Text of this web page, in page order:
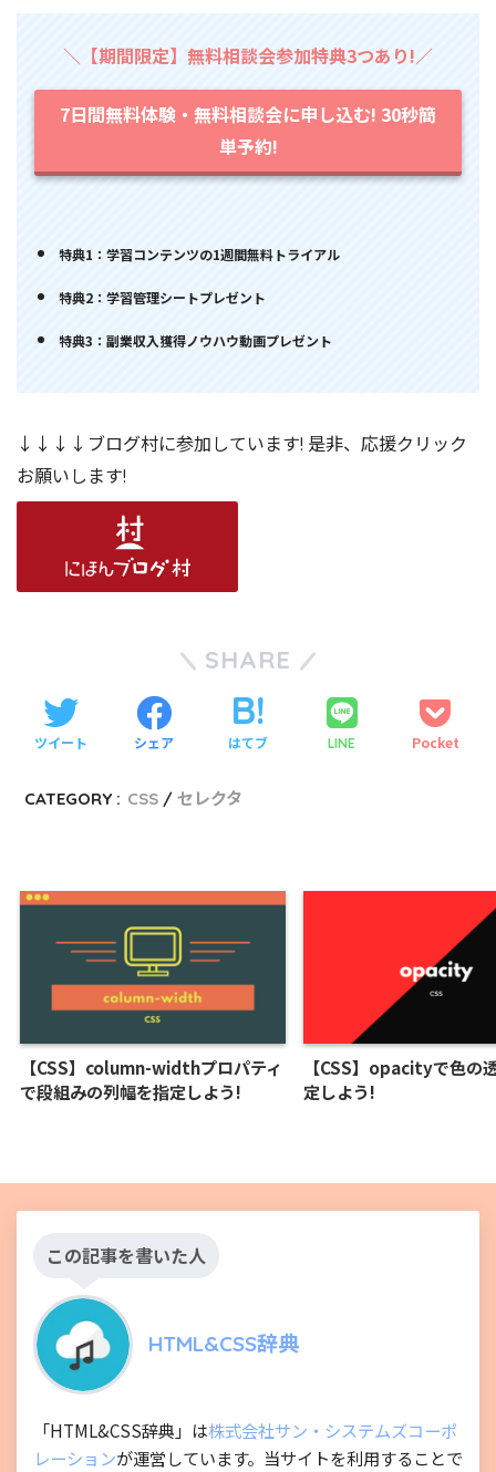
＼【期間限定】無料相談会参加特典3つあり!／
7日間無料体験・無料相談会に申し込む! 30秒簡
単予約!
特典1：学習コンテンツの1週間無料トライアル
特典2：学習管理シートプレゼント
特典3：副業収入獲得ノウハウ動画プレゼント
↓↓↓↓ブログ村に参加しています! 是非、応援クリック
お願いします!
SHARE
ツイート シェア はてブ LINE Pocket
CATEGORY : CSS セレクタ
【CSS】column-widthプロパティ
で段組みの列幅を指定しよう!
【CSS】opacityで色の
定しよう!
この記事を書いた人
HTML&CSS辞典
「HTML&CSS辞典」は株式会社サン・システムズコーポ
レーションが運営しています。当サイトを利用することで